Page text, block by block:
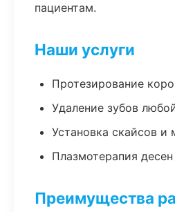
пациентам.
Наши услуги
Протезирование
Удаление зубов
Установка скайсов и
Плазмотерапия десен
Преимущества